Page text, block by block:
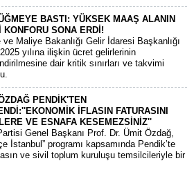
BASTI: YÜKSEK MAAŞ ALANIN
KONFORU SONA ERDİ!
ve Maliye Bakanlığı Gelir İdaresi Başkanlığı
yılına ilişkin ücret gelirlerinin
dair kritik sınırları ve takvimi
PENDİK'TEN
İFLASIN FATURASINI
VE ESNAFA KESEMEZSİNİZ''
Genel Başkanı Prof. Dr. Ümit Özdağ,
İstanbul” programı kapsamında Pendik’te
ve sivil toplum kuruluşu temsilcileriyle bir